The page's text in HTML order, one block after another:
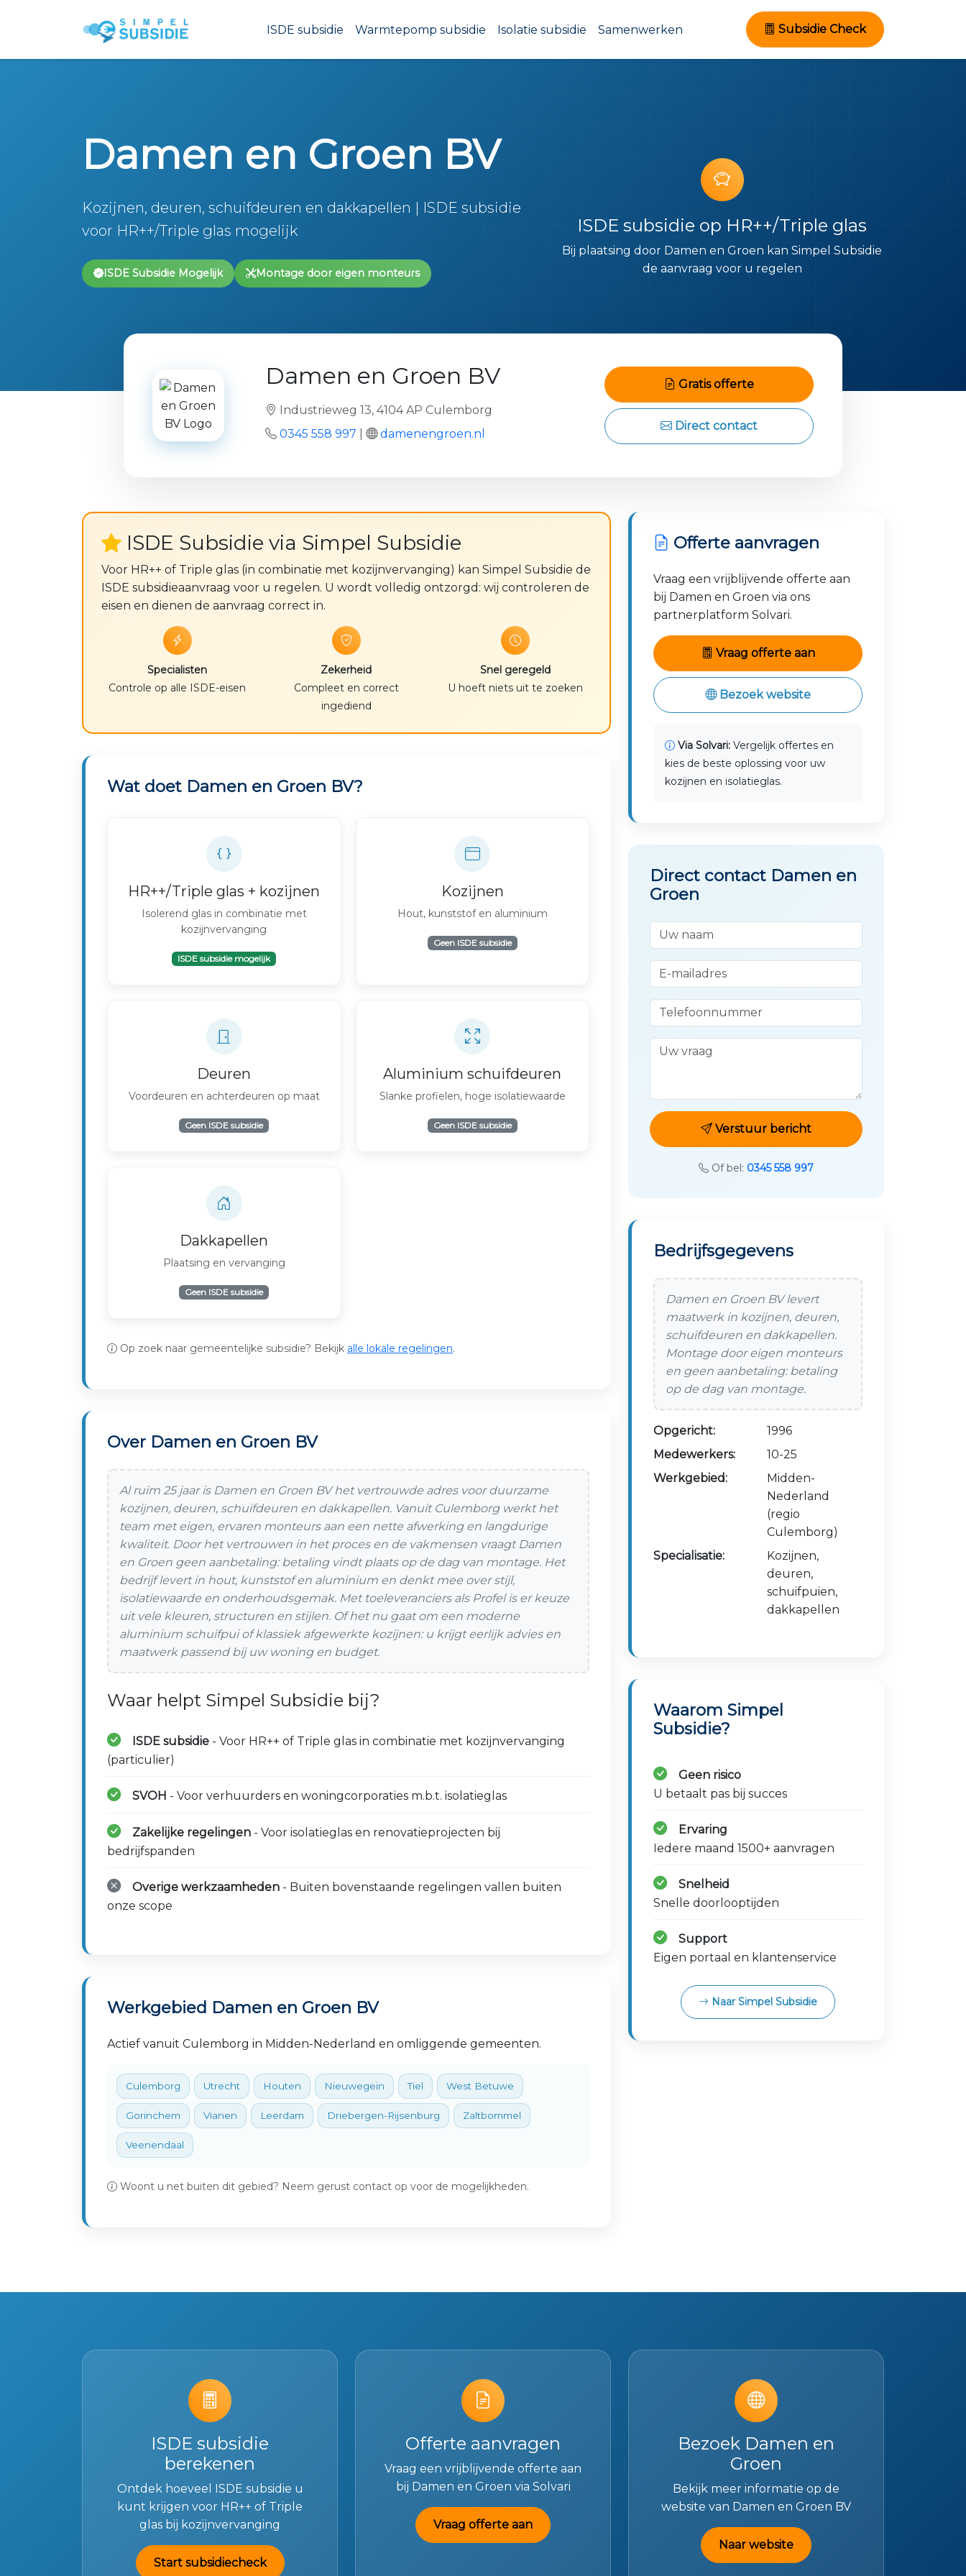
ISDE subsidie Warmtepomp subsidie Isolatie subsidie Samenwerken Subsidie Check
Damen en Groen BV
Kozijnen, deuren, schuifdeuren en dakkapellen | ISDE subsidie
voor HR++/Triple glas mogelijk
ISDE Subsidie Mogelijk Montage door eigen monteurs
ISDE subsidie op HR++/Triple glas
Bij plaatsing door Damen en Groen kan Simpel Subsidie
de aanvraag voor u regelen
Damen en Groen BV
Industrieweg 13, 4104 AP Culemborg
0345 558 997 | damenengroen.nl
Gratis offerte
Direct contact
ISDE Subsidie via Simpel Subsidie
Voor HR++ of Triple glas (in combinatie met kozijnvervanging) kan Simpel Subsidie de
ISDE subsidieaanvraag voor u regelen. U wordt volledig ontzorgd: wij controleren de
eisen en dienen de aanvraag correct in.
Specialisten
Controle op alle ISDE-eisen
Zekerheid
Compleet en correct
ingediend
Snel geregeld
U hoeft niets uit te zoeken
Wat doet Damen en Groen BV?
HR++/Triple glas + kozijnen
Isolerend glas in combinatie met
kozijnvervanging
ISDE subsidie mogelijk
Kozijnen
Hout, kunststof en aluminium
Geen ISDE subsidie
Deuren
Voordeuren en achterdeuren op maat
Geen ISDE subsidie
Aluminium schuifdeuren
Slanke profielen, hoge isolatiewaarde
Geen ISDE subsidie
Dakkapellen
Plaatsing en vervanging
Geen ISDE subsidie
Op zoek naar gemeentelijke subsidie? Bekijk alle lokale regelingen.
Over Damen en Groen BV
Al ruim 25 jaar is Damen en Groen BV het vertrouwde adres voor duurzame
kozijnen, deuren, schuifdeuren en dakkapellen. Vanuit Culemborg werkt het
team met eigen, ervaren monteurs aan een nette afwerking en langdurige
kwaliteit. Door het vertrouwen in het proces en de vakmensen vraagt Damen
en Groen geen aanbetaling: betaling vindt plaats op de dag van montage. Het
bedrijf levert in hout, kunststof en aluminium en denkt mee over stijl,
isolatiewaarde en onderhoudsgemak. Met toeleveranciers als Profel is er keuze
uit vele kleuren, structuren en stijlen. Of het nu gaat om een moderne
aluminium schuifpui of klassiek afgewerkte kozijnen: u krijgt eerlijk advies en
maatwerk passend bij uw woning en budget.
Waar helpt Simpel Subsidie bij?
ISDE subsidie - Voor HR++ of Triple glas in combinatie met kozijnvervanging
(particulier)
SVOH - Voor verhuurders en woningcorporaties m.b.t. isolatieglas
Zakelijke regelingen - Voor isolatieglas en renovatieprojecten bij
bedrijfspanden
Overige werkzaamheden - Buiten bovenstaande regelingen vallen buiten
onze scope
Werkgebied Damen en Groen BV
Actief vanuit Culemborg in Midden-Nederland en omliggende gemeenten.
Culemborg Utrecht Houten Nieuwegein Tiel West Betuwe
Gorinchem Vianen Leerdam Driebergen-Rijsenburg Zaltbommel
Veenendaal
Woont u net buiten dit gebied? Neem gerust contact op voor de mogelijkheden.
Offerte aanvragen
Vraag een vrijblijvende offerte aan
bij Damen en Groen via ons
partnerplatform Solvari.
Vraag offerte aan
Bezoek website
Via Solvari: Vergelijk offertes en
kies de beste oplossing voor uw
kozijnen en isolatieglas.
Direct contact Damen en
Groen
Uw naam
E-mailadres
Telefoonnummer
Uw vraag
Verstuur bericht
Of bel: 0345 558 997
Bedrijfsgegevens
Damen en Groen BV levert
maatwerk in kozijnen, deuren,
schuifdeuren en dakkapellen.
Montage door eigen monteurs
en geen aanbetaling: betaling
op de dag van montage.
Opgericht:
1996
Medewerkers:
10-25
Werkgebied:
Midden-
Nederland
(regio
Culemborg)
Specialisatie:
Kozijnen,
deuren,
schuifpuien,
dakkapellen
Waarom Simpel
Subsidie?
Geen risico
U betaalt pas bij succes
Ervaring
Iedere maand 1500+ aanvragen
Snelheid
Snelle doorlooptijden
Support
Eigen portaal en klantenservice
Naar Simpel Subsidie
ISDE subsidie
berekenen
Ontdek hoeveel ISDE subsidie u
kunt krijgen voor HR++ of Triple
glas bij kozijnvervanging
Start subsidiecheck
Offerte aanvragen
Vraag een vrijblijvende offerte aan
bij Damen en Groen via Solvari
Vraag offerte aan
Bezoek Damen en
Groen
Bekijk meer informatie op de
website van Damen en Groen BV
Naar website